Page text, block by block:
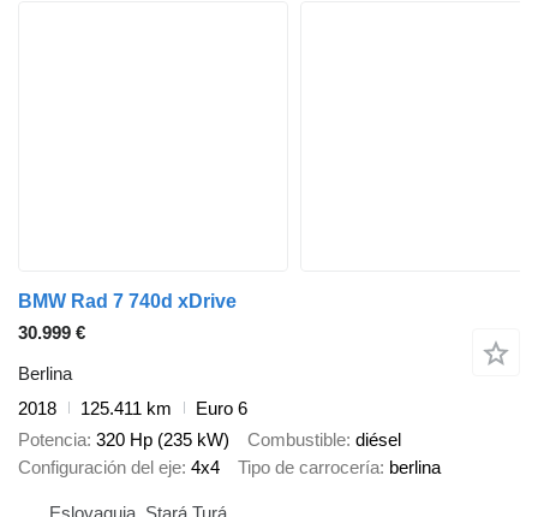
BMW Rad 7 740d xDrive
30.999 €
Berlina
2018
125.411 km
Euro 6
Potencia 320 Hp (235 kW) Combustible diésel
Configuración del eje 4x4 Tipo de carrocería berlina
Eslovaquia, Stará Turá